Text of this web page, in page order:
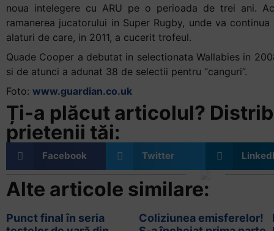
noua intelegere cu ARU pe o perioada de trei ani.
ramanerea jucatorului in Super Rugby, unde va
alaturi de care, in 2011, a cucerit trofeul.
Quade Cooper a debutat in selectionata Wallabies in
si de atunci a adunat 38 de selectii pentru “canguri”.
Foto: www.guardian.co.uk
Ți-a plăcut articolul?
prietenii tăi:
Facebook Twitter
Alte articole similare:
Punct final în seria
Coliziunea emisferelor!